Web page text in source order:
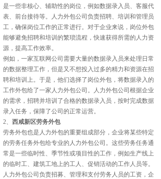
是一些非核心、辅助性的岗位，例如数据录入员、客服代
表、前台接待等。人力外包公司负责招聘、培训和管理员
工，确保岗位工作的正常进行。对于企业来说，岗位外包
能够避免招聘和培训的繁琐流程，快速获得所需的人力资
源，提高工作效率。
例如，一家互联网公司需要大量的数据录入员来处理日常
的数据整理工作，但是又不想投入过多的精力和资源在招
聘和培训上。于是，他们选择了岗位外包，将数据录入的
工作外包给了一家人力外包公司。人力外包公司根据企业
的需求，招聘并培训了合格的数据录入员，按时完成数据
录入任务，保障了公司的正常运营。
2、西咸新区劳务外包
劳务外包也是人力外包的重要组成部分，企业将某些特定
的劳务任务外包给专业的人力外包公司。这些劳务任务通
常是一些临时性、季节性或项目性的工作，例如生产线上
的临时工、建筑工地上的工人、促销活动的工作人员等。
人力外包公司负责招募、管理和支付劳务人员的工资，企